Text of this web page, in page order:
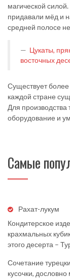
магической
придавали мёд и
средней полосе
Цукаты,
восточных
Существует
каждой стране
Для
оборудование и
Самые
Рахат-лукум
Кондитерское
крахмальных
этого десерта –
Сочетание
кусочки, дословно